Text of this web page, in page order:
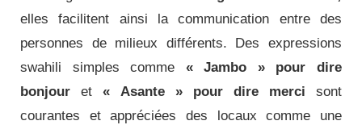
elles facilitent ainsi la communication entre des
personnes de milieux différents. Des expressions
swahili simples comme « Jambo » pour dire
bonjour et « Asante » pour dire merci sont
courantes et appréciées des locaux comme une